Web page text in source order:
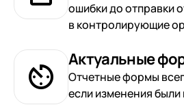
ошибки до отправки
в контролирующие
Актуальные
Отчетные формы
если изменения